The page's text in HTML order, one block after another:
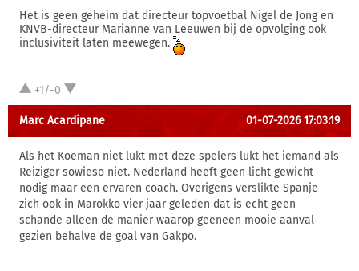
Het is geen geheim dat directeur topvoetbal Nigel de Jong en
KNVB-directeur Marianne van Leeuwen bij de opvolging ook
inclusiviteit laten meewegen.
+1/-0
Marc Acardipane 01-07-2026 17:03:19
Als het Koeman niet lukt met deze spelers lukt het iemand als
Reiziger sowieso niet. Nederland heeft geen licht gewicht
nodig maar een ervaren coach. Overigens verslikte Spanje
zich ook in Marokko vier jaar geleden dat is echt geen
schande alleen de manier waarop geeneen mooie aanval
gezien behalve de goal van Gakpo.